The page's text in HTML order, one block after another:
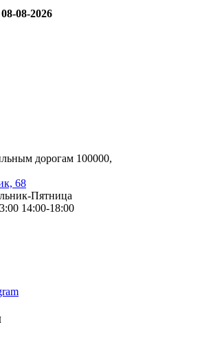
08-08-2026
дорогам 100000,
68
Пятница
14:00-18:00